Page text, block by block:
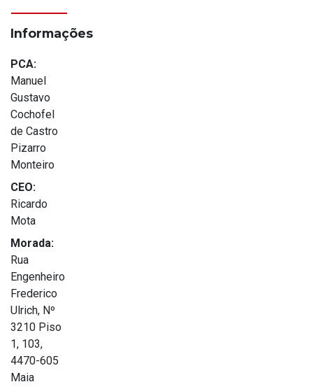
Informações
PCA:
Manuel
Gustavo
Cochofel
de Castro
Pizarro
Monteiro
CEO:
Ricardo
Mota
Morada:
Rua
Engenheiro
Frederico
Ulrich, Nº
3210 Piso
1, 103,
4470-605
Maia